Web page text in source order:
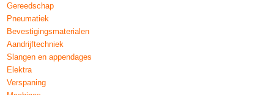
Gereedschap
Pneumatiek
Bevestigingsmaterialen
Aandrijftechniek
Slangen en appendages
Elektra
Verspaning